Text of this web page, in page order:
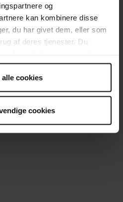
og
kan kombinere disse
du har givet dem, eller som
af deres tjenester. Du
alle cookies
cookies